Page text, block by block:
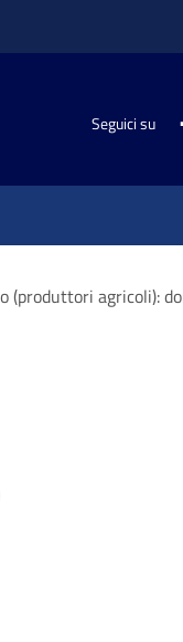
Seguici su
(produttori agricoli):